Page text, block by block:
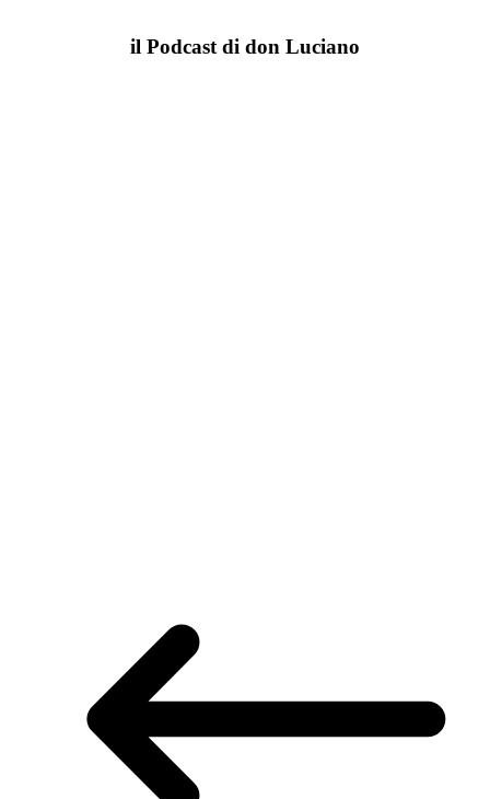
il Podcast di don Luciano